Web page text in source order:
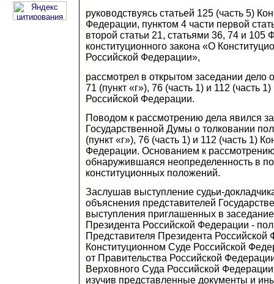
руководствуясь статьей 125 (часть 5)
Федерации, пунктом 4 части первой
второй статьи 21, статьями 36, 74 и 105
конституционного закона «О
Российской Федерации»,
рассмотрел в открытом заседании дело
71 (пункт «г»), 76 (часть 1) и 112 (часть
Российской Федерации.
Поводом к рассмотрению дела явился
Государственной Думы о толковании
(пункт «г»), 76 (часть 1) и 112 (часть 1)
Федерации. Основанием к
обнаружившаяся неопределенность в
конституционных положений.
Заслушав выступление судьи-
объяснения представителей
выступления приглашенных в
Президента Российской Федерации -
Представителя Президента Российской
Конституционном Суде Российской
от Правительства Российской
Верховного Суда Российской
изучив представленные документы и